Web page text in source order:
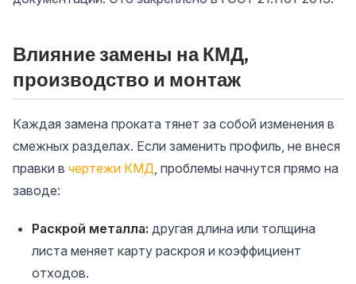
Влияние замены на КМД,
производство и монтаж
Каждая замена проката тянет за собой изменения в
смежных разделах. Если заменить профиль, не внеся
правки в чертежи КМД, проблемы начнутся прямо на
заводе:
Раскрой металла: другая длина или толщина
листа меняет карту раскроя и коэффициент
отходов.